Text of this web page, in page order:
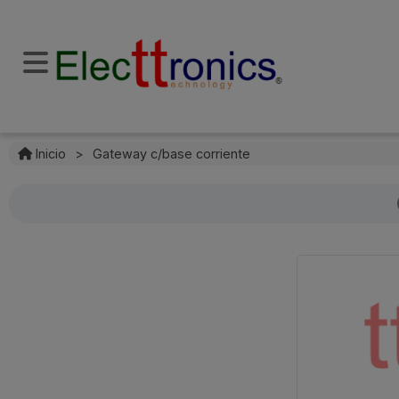
Inicio > Gateway c/base corriente